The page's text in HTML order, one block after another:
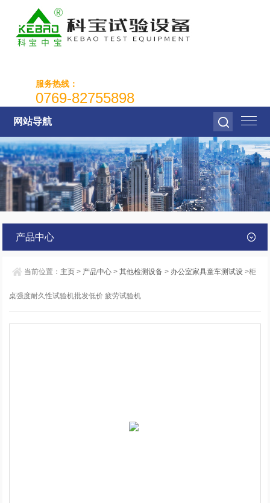
服务热线：
0769-82755898
网站导航
产品中心
当前位置： 主页 > 产品中心 >其他检测设备 > 办公室家具童车测试设 >柜
桌强度耐久性试验机批发低价 疲劳试验机